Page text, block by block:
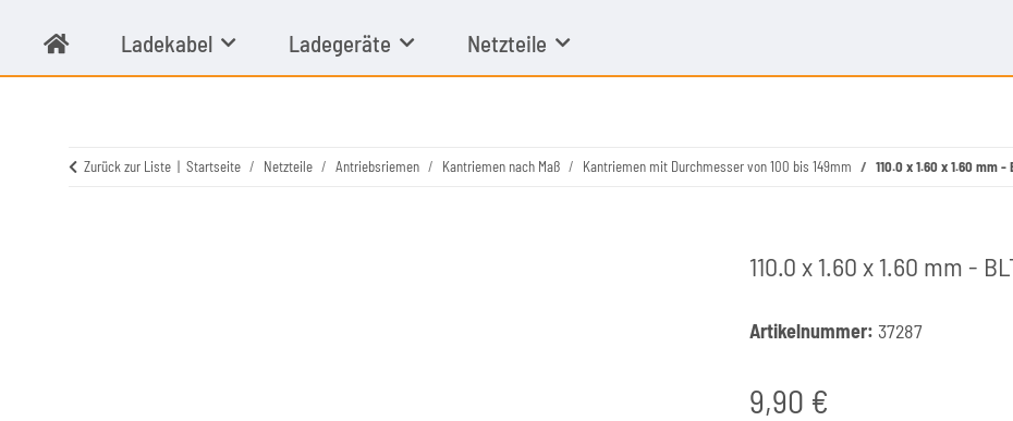
Ladekabel Ladegeräte Netzteile
Zurück zur Liste Startseite Netzteile Antriebsriemen Kantriemen nach Maß Kantriemen mit Durchmesser von 100 bis 149mm 110.0 x 1.60 x 1.60 mm -
110.0 x 1.60 x 1.60 mm -
Artikelnummer: 37287
9,90 €